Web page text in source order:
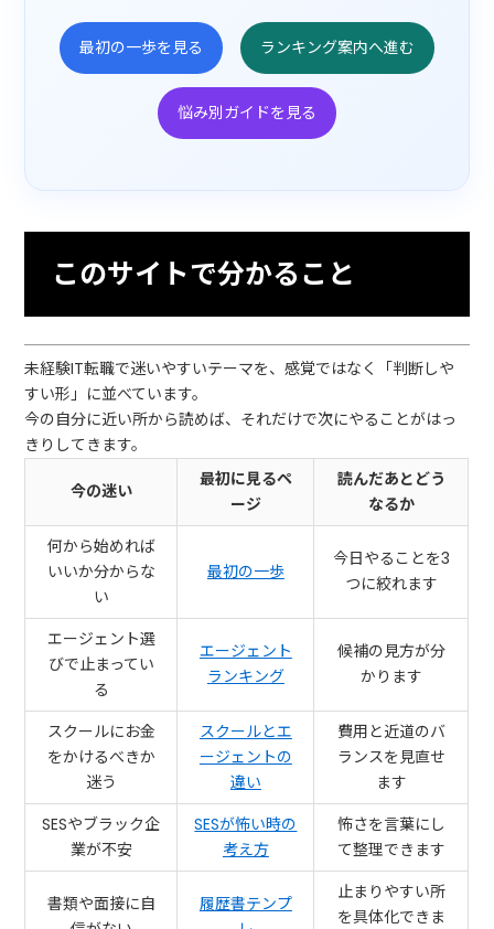
最初の一歩を見る ランキング案内へ進む
悩み別ガイドを見る
このサイトで分かること
未経験IT転職で迷いやすいテーマを、感覚ではなく「判断しや
すい形」に並べています。
今の自分に近い所から読めば、それだけで次にやることがはっ
きりしてきます。
今の迷い
最初に見るペ
ージ
読んだあとどう
なるか
何から始めれば
いいか分からな
い
最初の一歩
今日やることを3
つに絞れます
エージェント選
びで止まってい
る
エージェント
ランキング
候補の見方が分
かります
スクールにお金
をかけるべきか
迷う
スクールとエ
ージェントの
違い
費用と近道のバ
ランスを見直せ
ます
SESやブラック企
業が不安
SESが怖い時の
考え方
怖さを言葉にし
て整理できます
書類や面接に自
履歴書テンプ
止まりやすい所
を具体化できま